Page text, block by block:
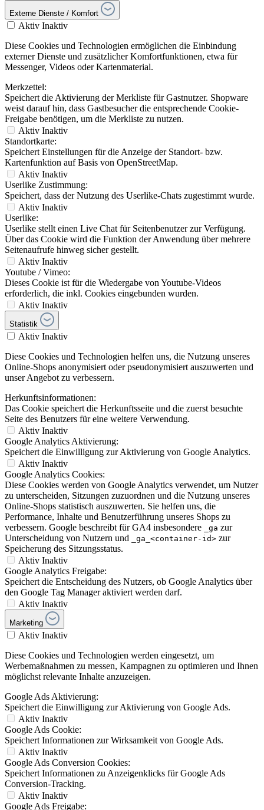
Externe Dienste / Komfort
Aktiv Inaktiv
Diese Cookies und Technologien ermöglichen die Einbindung
externer Dienste und zusätzlicher Komfortfunktionen, etwa für
Messenger, Videos oder Kartenmaterial.
Merkzettel:
Speichert die Aktivierung der Merkliste für Gastnutzer. Shopware
weist darauf hin, dass Gastbesucher die entsprechende Cookie-
Freigabe benötigen, um die Merkliste zu nutzen.
Aktiv Inaktiv
Standortkarte:
Speichert Einstellungen für die Anzeige der Standort- bzw.
Kartenfunktion auf Basis von OpenStreetMap.
Aktiv Inaktiv
Userlike Zustimmung:
Speichert, dass der Nutzung des Userlike-Chats zugestimmt wurde.
Aktiv Inaktiv
Userlike:
Userlike stellt einen Live Chat für Seitenbenutzer zur Verfügung.
Über das Cookie wird die Funktion der Anwendung über mehrere
Seitenaufrufe hinweg sicher gestellt.
Aktiv Inaktiv
Youtube / Vimeo:
Dieses Cookie ist für die Wiedergabe von Youtube-Videos
erforderlich, die inkl. Cookies eingebunden wurden.
Aktiv Inaktiv
Statistik
Aktiv Inaktiv
Diese Cookies und Technologien helfen uns, die Nutzung unseres
Online-Shops anonymisiert oder pseudonymisiert auszuwerten und
unser Angebot zu verbessern.
Herkunftsinformationen:
Das Cookie speichert die Herkunftsseite und die zuerst besuchte
Seite des Benutzers für eine weitere Verwendung.
Aktiv Inaktiv
Google Analytics Aktivierung:
Speichert die Einwilligung zur Aktivierung von Google Analytics.
Aktiv Inaktiv
Google Analytics Cookies:
Diese Cookies werden von Google Analytics verwendet, um Nutzer
zu unterscheiden, Sitzungen zuzuordnen und die Nutzung unseres
Online-Shops statistisch auszuwerten. Sie helfen uns, die
Performance, Inhalte und Benutzerführung unseres Shops zu
verbessern. Google beschreibt für GA4 insbesondere
_ga zur
Unterscheidung von Nutzern und
_ga_<container-id> zur
Speicherung des Sitzungsstatus.
Aktiv Inaktiv
Google Analytics Freigabe:
Speichert die Entscheidung des Nutzers, ob Google Analytics über
den Google Tag Manager aktiviert werden darf.
Aktiv Inaktiv
Marketing
Aktiv Inaktiv
Diese Cookies und Technologien werden eingesetzt, um
Werbemaßnahmen zu messen, Kampagnen zu optimieren und Ihnen
möglichst relevante Inhalte anzuzeigen.
Google Ads Aktivierung:
Speichert die Einwilligung zur Aktivierung von Google Ads.
Aktiv Inaktiv
Google Ads Cookie:
Speichert Informationen zur Wirksamkeit von Google Ads.
Aktiv Inaktiv
Google Ads Conversion Cookies:
Speichert Informationen zu Anzeigenklicks für Google Ads
Conversion-Tracking.
Aktiv Inaktiv
Google Ads Freigabe: